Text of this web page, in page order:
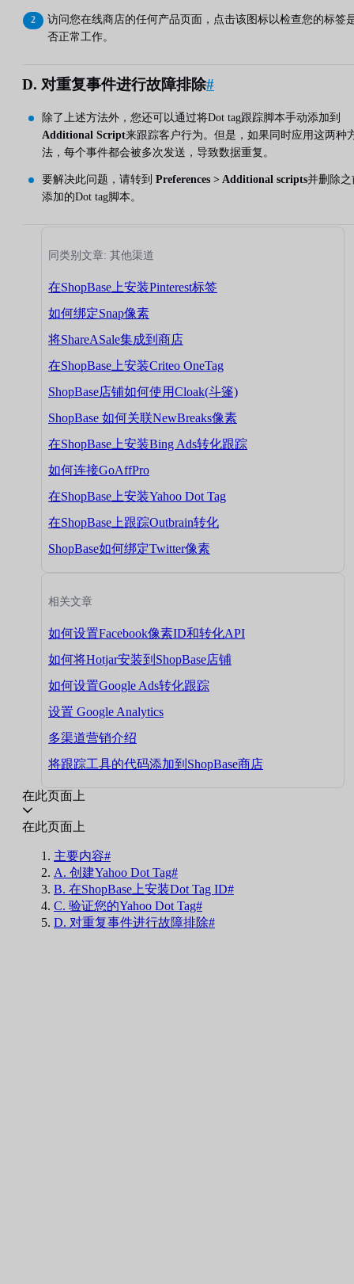
访问您在线商店的任何产品页面，点击该图标以检查您的标签
否正常工作。
D. 对重复事件进行故障排除#
除了上述方法外，您还可以通过将Dot tag跟踪脚本手动添加到
Additional Script来跟踪客户行为。但是，如果同时应用这两种
法，每个事件都会被多次发送，导致数据重复。
要解决此问题，请转到 Preferences > Additional scripts并删除之
添加的Dot tag脚本。
同类别文章: 其他渠道
在ShopBase上安装Pinterest标签
如何绑定Snap像素
将ShareASale集成到商店
在ShopBase上安装Criteo OneTag
ShopBase店铺如何使用Cloak(斗篷)
ShopBase 如何关联NewBreaks像素
在ShopBase上安装Bing Ads转化跟踪
如何连接GoAffPro
在ShopBase上安装Yahoo Dot Tag
在ShopBase上跟踪Outbrain转化
ShopBase如何绑定Twitter像素
相关文章
如何设置Facebook像素ID和转化API
如何将Hotjar安装到ShopBase店铺
如何设置Google Ads转化跟踪
设置 Google Analytics
多渠道营销介绍
将跟踪工具的代码添加到ShopBase商店
在此页面上
在此页面上
主要内容#
A. 创建Yahoo Dot Tag#
B. 在ShopBase上安装Dot Tag ID#
C. 验证您的Yahoo Dot Tag#
D. 对重复事件进行故障排除#